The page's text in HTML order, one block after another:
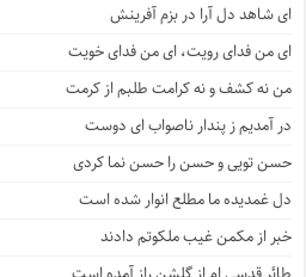
ای شاهد دل آرا در بزم آفرینش
ای من فدای رویت، ای من فدای خویت
من نه کشف و نه کرامت طلبم از کرمت
در آمدیم ز پندار ناصواب ای دوست
حسن تویی و حسن را حسن نما کردی
دل غمدیده ما مطلع انوار شده است
خبر از مکمن غیب ملکوتم دادند